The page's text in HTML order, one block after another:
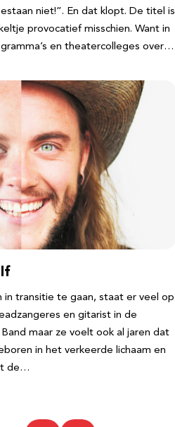
niet!”. En dat klopt. De titel is
provocatief misschien. Want in
en theatercolleges over…
in transitie te gaan, staat er veel op
en gitarist in de
maar ze voelt ook al jaren dat
in het verkeerde lichaam en
de…